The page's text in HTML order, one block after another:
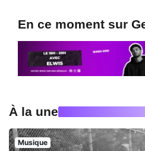
En ce moment sur
À la une
Musique